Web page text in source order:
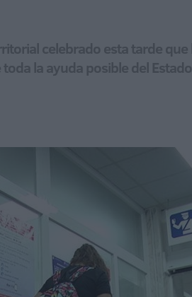
celebrado esta tarde
la ayuda posible del